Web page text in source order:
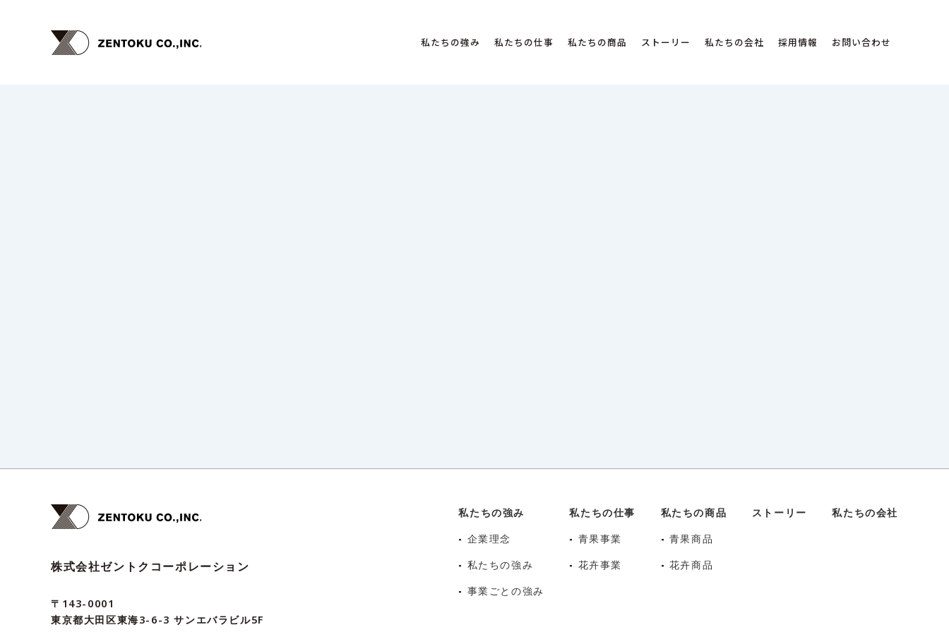
私たちの強み 私たちの仕事 私たちの商品 ストーリー 私たちの会社 採用情報 お問い合わせ
株式会社ゼントクコーポレーション
〒143-0001
東京都大田区東海3-6-3 サンエバラビル5F
私たちの強み
- 企業理念
- 私たちの強み
- 事業ごとの強み
私たちの仕事
- 青果事業
- 花卉事業
私たちの商品
- 青果商品
- 花卉商品
ストーリー 私たちの会社